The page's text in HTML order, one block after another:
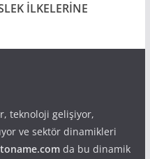
İLKELERİNE
teknoloji gelişiyor,
ve sektör dinamikleri
da bu dinamik